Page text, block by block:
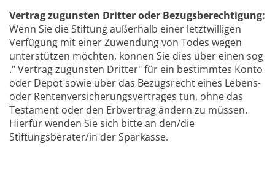
Vertrag zugunsten Dritter oder Bezugsberechtigung:
Wenn Sie die Stiftung außerhalb einer letztwilligen
Verfügung mit einer Zuwendung von Todes wegen
unterstützen möchten, können Sie dies über einen sog
.“ Vertrag zugunsten Dritter" für ein bestimmtes Konto
oder Depot sowie über das Bezugsrecht eines Lebens-
oder Rentenversicherungsvertrages tun, ohne das
Testament oder den Erbvertrag ändern zu müssen.
Hierfür wenden Sie sich bitte an den/die
Stiftungsberater/in der Sparkasse.